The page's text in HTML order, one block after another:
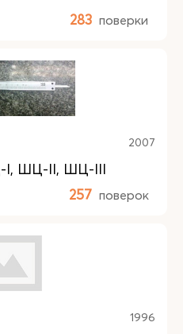
283 поверки
2007
I, ШЦ-II, ШЦ-III
257 поверок
1996